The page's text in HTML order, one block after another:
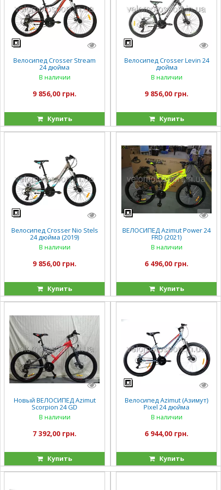
Велосипед Crosser Stream
24 дюйма
В наличии
9 856,00 грн.
Купить
Велосипед Crosser Levin 24
дюйма
В наличии
9 856,00 грн.
Купить
Велосипед Crosser Nio Stels
24 дюйма (2019)
В наличии
9 856,00 грн.
Купить
ВЕЛОСИПЕД Azimut Power 24
FRD (2021)
В наличии
6 496,00 грн.
Купить
Новый ВЕЛОСИПЕД Azimut
Scorpion 24 GD
В наличии
7 392,00 грн.
Купить
Велосипед Azimut (Азимут)
Pixel 24 дюйма
В наличии
6 944,00 грн.
Купить